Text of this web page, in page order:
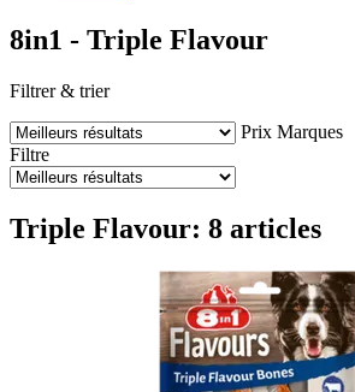
8in1 - Triple Flavour
Filtrer & trier
Prix Marques
Filtre
Triple Flavour: 8 articles